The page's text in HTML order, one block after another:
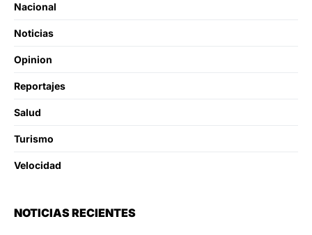
Nacional
Noticias
Opinion
Reportajes
Salud
Turismo
Velocidad
NOTICIAS RECIENTES